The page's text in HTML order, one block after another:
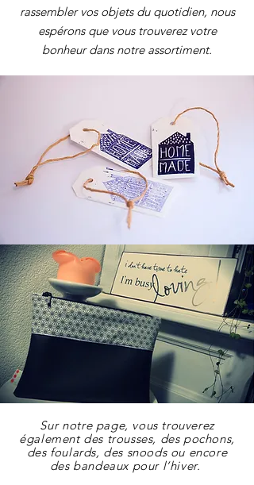
rassembler vos objets du quotidien, nous
espérons que vous trouverez votre
bonheur dans notre assortiment.
Surnotre page, vous trouverez
également des trousses, des pochons,
des foulards, des snoods ou encore
des bandeaux pour l’hiver.